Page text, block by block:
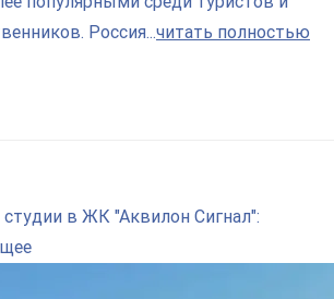
Россия...читать полностью
в ЖК "Аквилон Сигнал":